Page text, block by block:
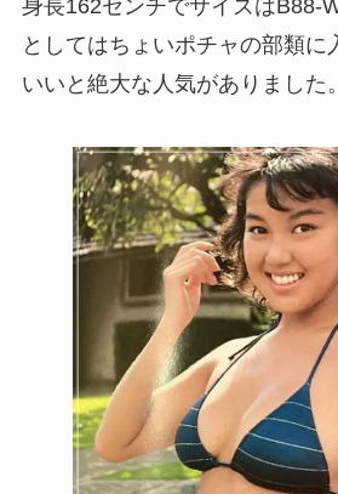
身長162センチでサイズはB88-
としてはちょいポチャの部類に
いいと絶大な人気がありました。